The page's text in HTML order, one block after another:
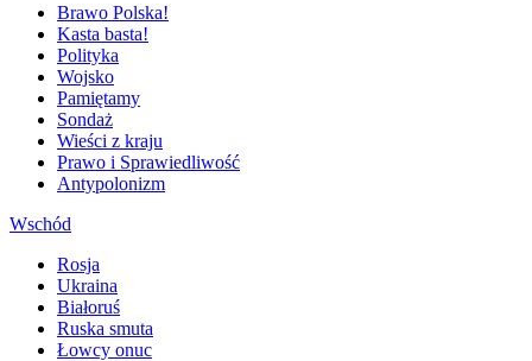
Brawo Polska!
Kasta basta!
Polityka
Wojsko
Pamiętamy
Sondaż
Wieści z kraju
Prawo i Sprawiedliwość
Antypolonizm
Wschód
Rosja
Ukraina
Białoruś
Ruska smuta
Łowcy onuc